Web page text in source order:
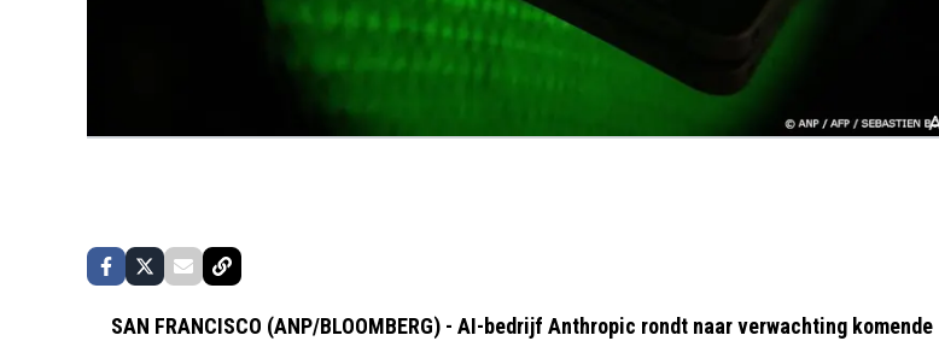
SAN FRANCISCO (ANP/BLOOMBERG) - AI-bedrijf Anthropic rondt naar verwachting komende